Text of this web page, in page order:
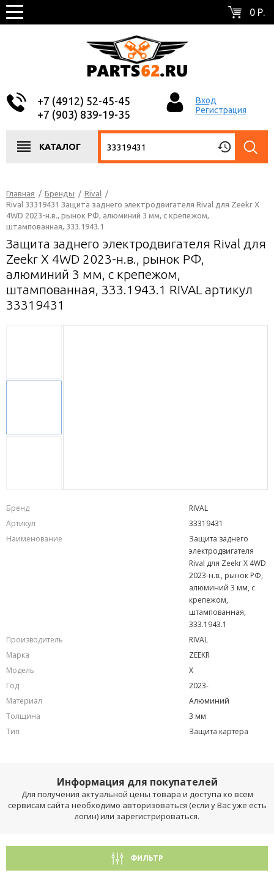
0 Р.
+7 (4912) 52-45-45
+7 (903) 839-19-35
Вход
Регистрация
КАТАЛОГ
Главная / Бренды / Rival /
Rival 33319431 Защита заднего электродвигателя Rival для Zeekr X
4WD 2023-н.в., рынок РФ, алюминий 3 мм, с крепежом,
штампованная, 333.1943.1
Защита заднего электродвигателя Rival для
Zeekr X 4WD 2023-н.в., рынок РФ,
алюминий 3 мм, с крепежом,
штампованная, 333.1943.1 RIVAL артикул
33319431
Бренд
RIVAL
Артикул
33319431
Наименование
Защита заднего
электродвигателя
Rival для Zeekr X 4WD
2023-н.в., рынок РФ,
алюминий 3 мм, с
крепежом,
штампованная,
333.1943.1
Производитель
RIVAL
Марка
ZEEKR
Модель
X
Год
2023-
Материал
Алюминий
Толщина
3 мм
Тип
Защита картера
Информация для покупателей
Для получения актуальной цены товара и доступа ко всем
сервисам сайта необходимо авторизоваться (если у Вас уже есть
логин) или зарегистрироваться.
ФИЛЬТР